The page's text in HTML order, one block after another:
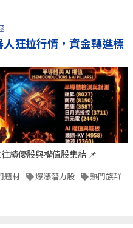
狂拉行情，資金轉進標
績優股與權值股集結 📌
題材 爆漲潛力股 熱門族群